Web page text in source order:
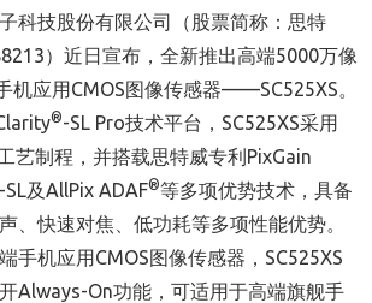
科技股份有限公司（股票简称：思特
）近日宣布， 全新推出高端5000万像
机应用CMOS图像传感器——SC525XS。
®-SL Pro技术平台， SC525XS采用
艺制程，并搭载思特威专利PixGain
-SL及AllPix ADAF®等多项优势技术，具备
、快速对焦、低功耗等多项性能优势。
手机应用CMOS图像传感器， SC525XS
Always-On功能，可适用于高端旗舰手